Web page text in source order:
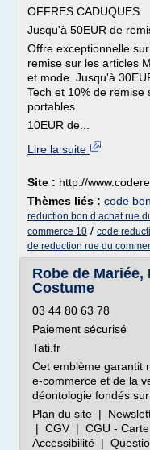
OFFRES CADUQUES:
Jusqu'à 50EUR de
Offre exceptionnelle
remise sur les articles
et mode. Jusqu'à
Tech et 10% de
portables.
10EUR de...
Lire la suite
Site : http://
Thèmes liés : code
reduction bon d achat rue
commerce 10 / code
de reduction rue du
Robe de
Costume
03 44 80 63 78
Paiement sécurisé
Tati.fr
Cet emblème garantit
e-commerce et de la
déontologie fondés
Plan du site |
| CGV | CGU -
Accessibilité |